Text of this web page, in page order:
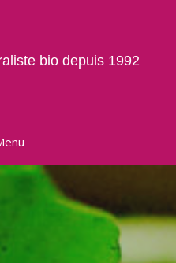
bio depuis 1992